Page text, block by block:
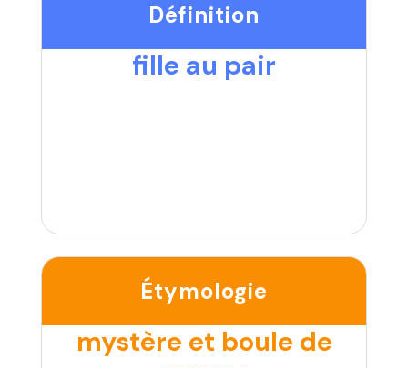
Définition
fille au pair
Étymologie
mystère et boule de